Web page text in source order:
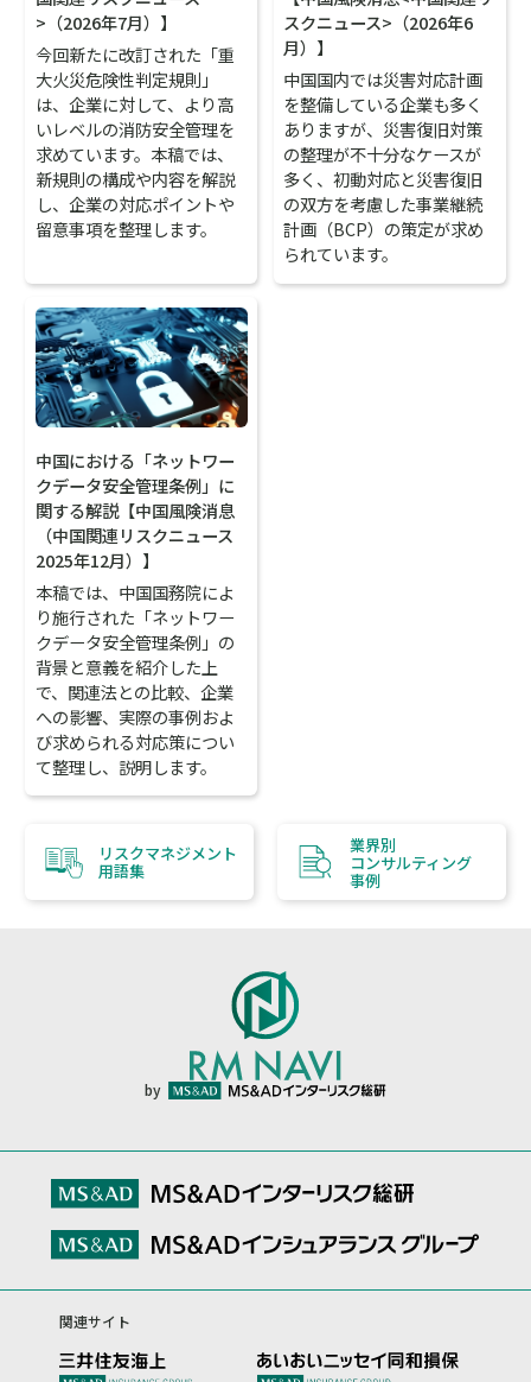
>（2026年7月）】
今回新たに改訂された「重
大火災危険性判定規則」
は、企業に対して、より高
いレベルの消防安全管理を
求めています。本稿では、
新規則の構成や内容を解説
し、企業の対応ポイントや
留意事項を整理します。
スクニュース>（2026年6
月）】
中国国内では災害対応計画
を整備している企業も多く
ありますが、災害復旧対策
の整理が不十分なケースが
多く、初動対応と災害復旧
の双方を考慮した事業継続
計画（BCP）の策定が求め
られています。
中国における「ネットワー
クデータ安全管理条例」に
関する解説【中国風険消息
（中国関連リスクニュース
2025年12月）】
本稿では、中国国務院によ
り施行された「ネットワー
クデータ安全管理条例」の
背景と意義を紹介した上
で、関連法との比較、企業
への影響、実際の事例およ
び求められる対応策につい
て整理し、説明します。
リスクマネジメント
用語集
業界別
コンサルティング
事例
by
関連サイト